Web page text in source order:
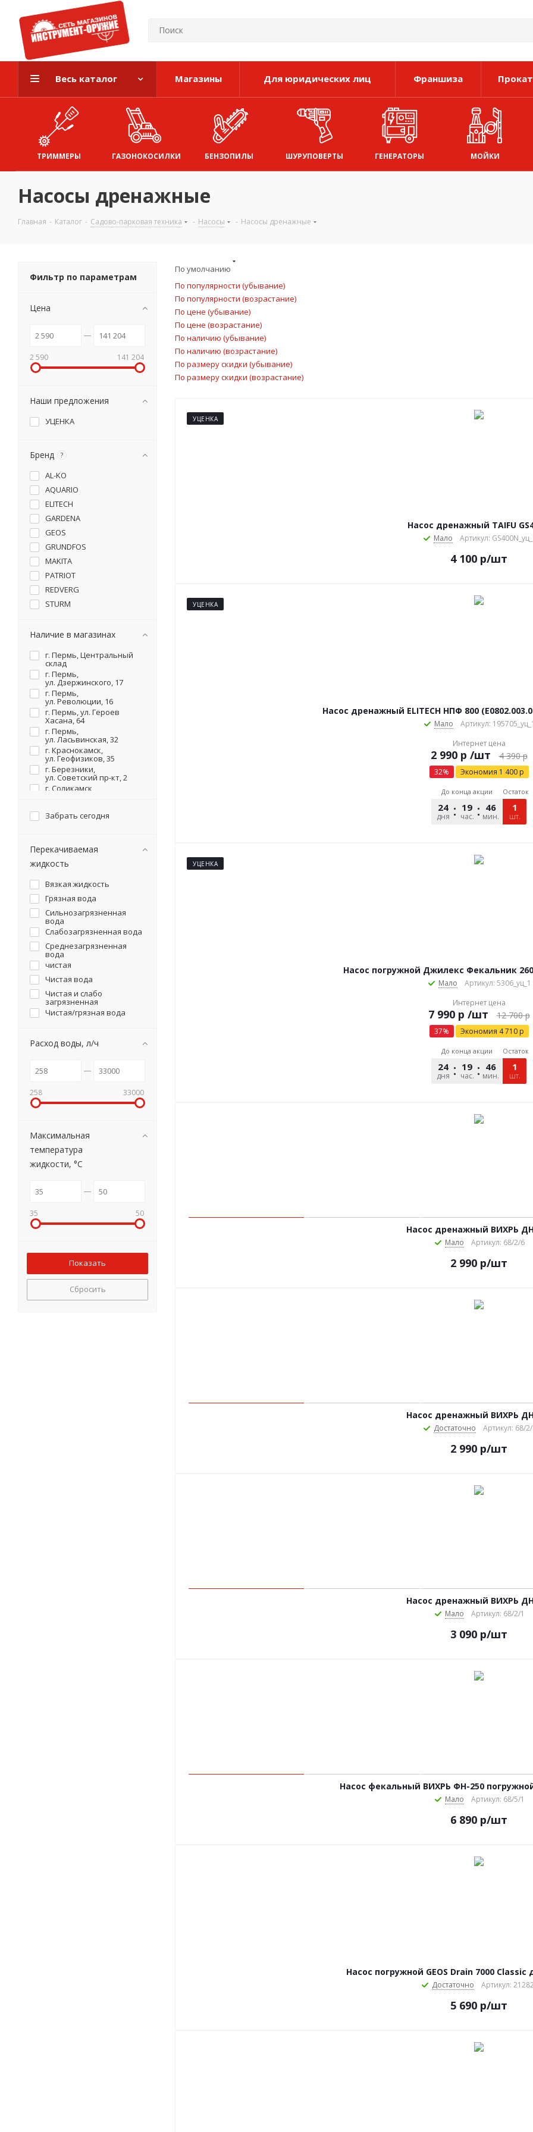
Весь каталог Магазины Для юридических лиц Франшиза Прокат
ТРИММЕРЫ ГАЗОНОКОСИЛКИ БЕНЗОПИЛЫ ШУРУПОВЕРТЫ ГЕНЕРАТОРЫ МОЙКИ
Насосы дренажные
Главная - Каталог - Садово-парковая техника - Насосы - Насосы дренажные
По умолчанию
По популярности (убывание)
По популярности (возрастание)
По цене (убывание)
По цене (возрастание)
По наличию (убывание)
По наличию (возрастание)
По размеру скидки (убывание)
По размеру скидки (возрастание)
УЦЕНКА
Насос дренажный TAIFU
Мало Артикул:
4 100 р/шт
УЦЕНКА
Насос дренажный ELITECH НПФ 800
Мало
Артикул:
Интернет цена
р /шт 4 390р
32% Экономия 1 400р
До конца акции
24
дня
19
час.
46
мин.
29
сек.
Остаток
1
шт.
УЦЕНКА
Насос погружной Джилекс Фекальник
Мало
Артикул: 5306_уц_1
Интернет цена
р /шт 12 700р
37% Экономия 4 710р
До конца акции
24
дня
19
час.
46
мин.
29
сек.
Остаток
1
шт.
Насос дренажный ВИХРЬ
Мало Артикул: 68/2/6
2 990 р/шт
Насос дренажный ВИХРЬ
Достаточно Артикул: 68/
2 990 р/шт
Насос дренажный ВИХРЬ
Мало Артикул: 68/2/1
3 090 р/шт
Насос фекальный ВИХРЬ ФН-250
Мало Артикул: 68/5/1
6 890 р/шт
Насос погружной GEOS Drain 7000
Достаточно Артикул:
5 690 р/шт
Фильтр по параметрам
Цена
2 590 141 204
Наши предложения
УЦЕНКА
Бренд ?
AL-KO
AQUARIO
ELITECH
GARDENA
GEOS
GRUNDFOS
MAKITA
PATRIOT
REDVERG
STURM
WACKER NEUSON
Джилекс
ЗУБР
КАЛИБР
ПАРМА
РЕСАНТА
СОЮЗ
Наличие в магазинах
г. Пермь, Центральный
склад
г. Пермь,
ул. Дзержинского, 17
г. Пермь,
ул. Революции, 16
г. Пермь, ул. Героев
Хасана, 64
г. Пермь,
ул. Ласьвинская, 32
г. Краснокамск,
ул. Геофизиков, 35
г. Березники,
ул. Советский пр-кт, 2
г. Соликамск,
Забрать сегодня
Перекачиваемая
жидкость
Вязкая жидкость
Грязная вода
Сильнозагрязненная
вода
Слабозагрязненная вода
Среднезагрязненная
вода
чистая
Чистая вода
Чистая и слабо
загрязненная
Чистая/грязная вода
Расход воды, л/ч
258 33000
Максимальная
температура
жидкости, °C
35 50
Сбросить